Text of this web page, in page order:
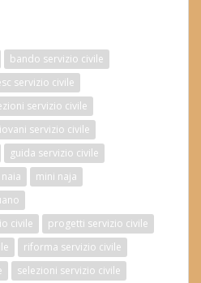
bando servizio civile
servizio civile
servizio civile
servizio civile
guida servizio civile
mini naja
civile
progetti servizio civile
riforma servizio civile
selezioni servizio civile